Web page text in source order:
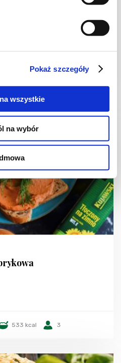
Pokaż szczegóły
wszystkie
na wybór
533 kcal 3